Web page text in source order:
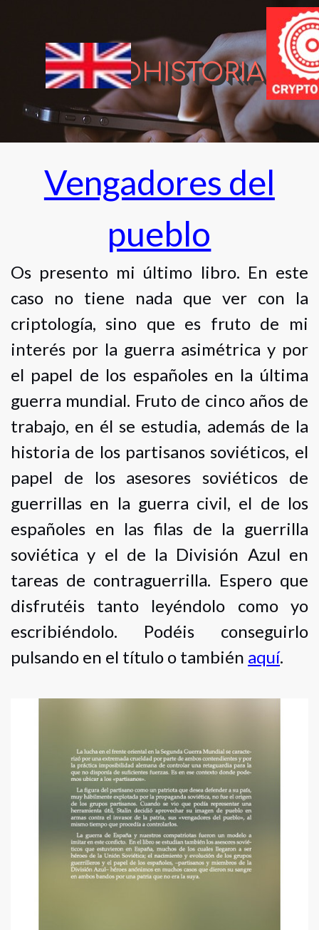
CRIPTOHISTORIA
Vengadores del
pueblo
Os presento mi último libro. En este
caso no tiene nada que ver con la
criptología, sino que es fruto de mi
interés por la guerra asimétrica y por
el papel de los españoles en la última
guerra mundial. Fruto de cinco años de
trabajo, en él se estudia, además de la
historia de los partisanos soviéticos, el
papel de los asesores soviéticos de
guerrillas en la guerra civil, el de los
españoles en las filas de la guerrilla
soviética y el de la División Azul en
tareas de contraguerrilla. Espero que
disfrutéis tanto leyéndolo como yo
escribiéndolo. Podéis conseguirlo
pulsando en el título o también aquí.